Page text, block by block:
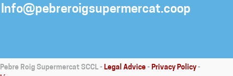
Info@pebreroigsupermercat.coop
Pebre Roig Supermercat SCCL - Legal Advice - Privacy Policy -